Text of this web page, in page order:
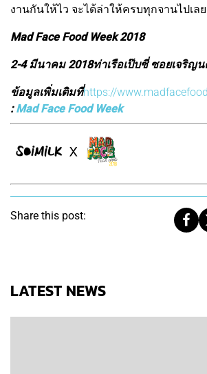
งานกันให้ไว จะได้ล่าให้ครบทุกจานไปเลย
Mad Face Food Week 2018
2-4 มีนาคม 2018ท่าเรือเป๊บซี่ ซอยเจริญ
ข้อมูลเพิ่มเติมที่https://
:Mad Face Food Week
Share this post:
LATEST NEWS